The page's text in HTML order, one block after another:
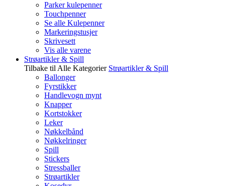
Parker kulepenner
Touchpenner
Se alle Kulepenner
Markeringstusjer
Skrivesett
Vis alle varene
Strøartikler & Spill
Tilbake til Alle Kategorier Strøartikler & Spill
Ballonger
Fyrstikker
Handlevogn mynt
Knapper
Kortstokker
Leker
Nøkkelbånd
Nøkkelringer
Spill
Stickers
Stressballer
Strøartikler